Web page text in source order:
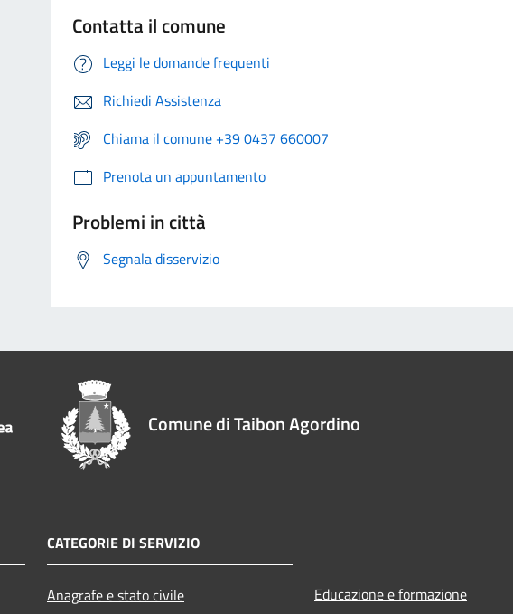
Contatta il comune
Leggi le domande frequenti
Richiedi Assistenza
Chiama il comune +39 0437 660007
Prenota un appuntamento
Problemi in città
Segnala disservizio
Comune di Taibon Agordino
CATEGORIE DI SERVIZIO
Anagrafe e stato civile
Educazione e formazione